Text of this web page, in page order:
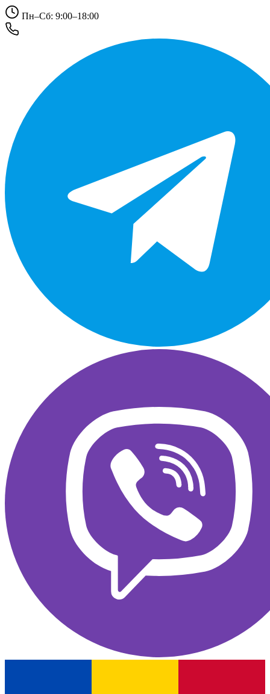
Пн–Сб: 9:00–18:00